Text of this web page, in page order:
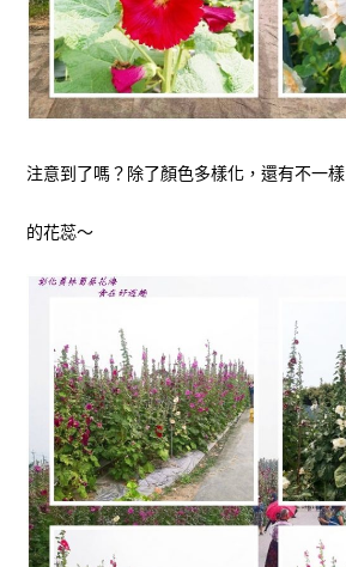
注意到了嗎？除了顏色多樣化，還有不一樣
的花蕊～